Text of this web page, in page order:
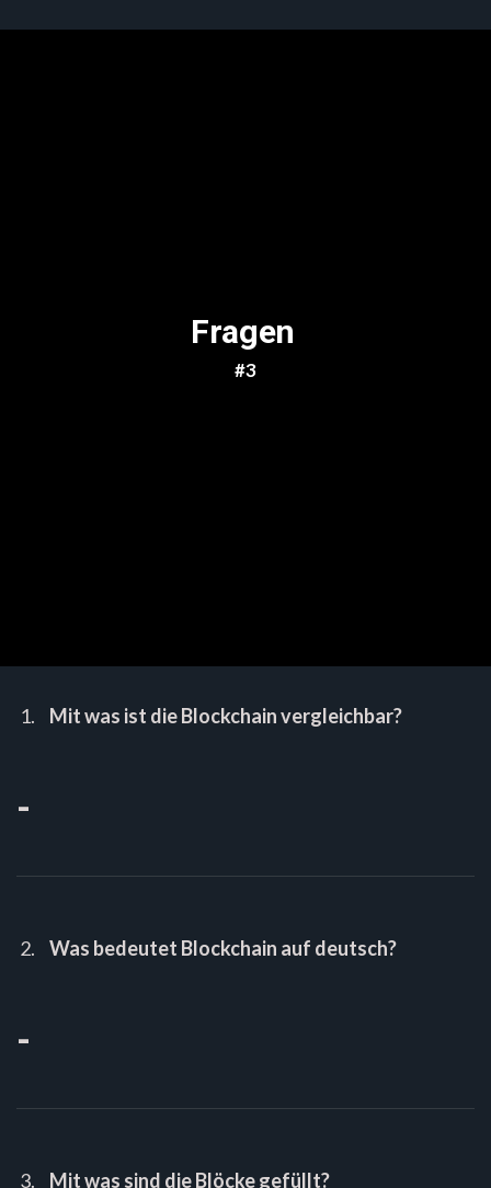
Fragen
#3
Mit was ist die Blockchain vergleichbar?
-
Was bedeutet Blockchain auf deutsch?
-
Mit was sind die Blöcke gefüllt?